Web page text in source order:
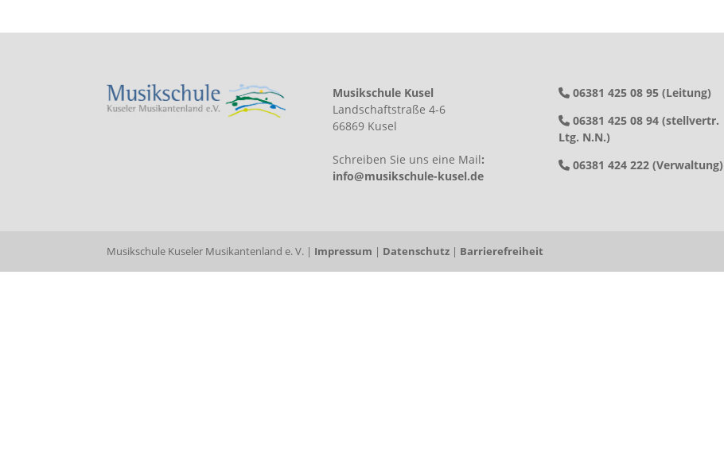
Musikschule Kusel
Landschaftstraße 4-6
66869 Kusel
Schreiben Sie uns eine Mail:
info@musikschule-kusel.de
06381 425 08 95 (Leitung)
06381 425 08 94 (stellvertr.
Ltg. N.N.)
06381 424 222 (Verwaltung)
Musikschule Kuseler Musikantenland e. V. | Impressum | Datenschutz | Barrierefreiheit